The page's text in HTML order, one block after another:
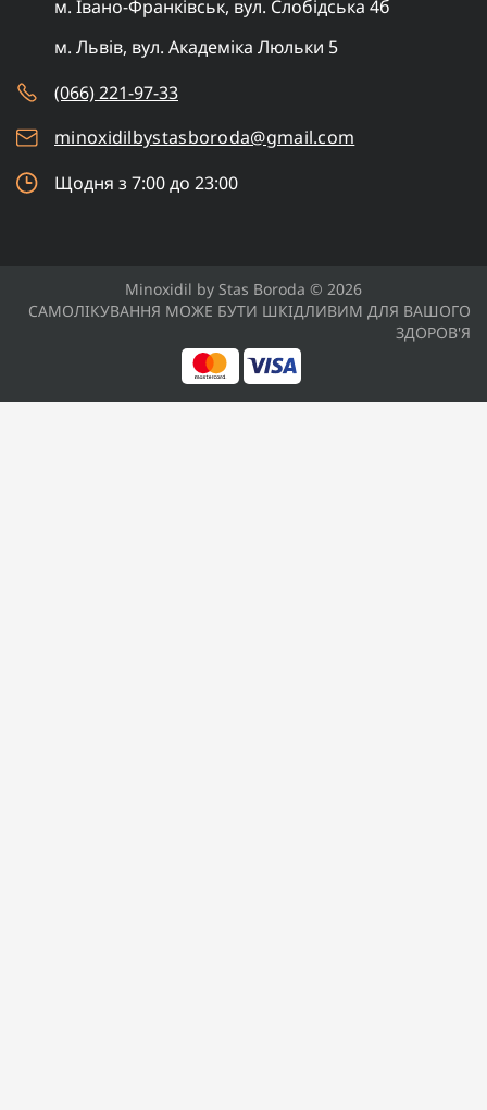
м. Івано-Франківськ, вул. Слобідська 4б
м. Львів, вул. Академіка Люльки 5
(066) 221-97-33
minoxidilbystasboroda@gmail.com
Щодня з 7:00 до 23:00
Minoxidil by Stas Boroda © 2026
САМОЛІКУВАННЯ МОЖЕ БУТИ ШКІДЛИВИМ ДЛЯ ВАШОГО
ЗДОРОВ'Я